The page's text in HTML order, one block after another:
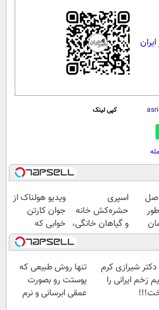
کپی لینک
اسپری
حشره‌کش خانه
و گیاهان خانگی،
نابودکننده انواع
حشرات خانگی و
آفات
ویدیو هولناک از
جوان کارتن
خوابی که
میلیاردر شد.
آموزش رایگان
دکتر شیرازی کرم
زخم ایرانی را
تنها روش طبیعی که
پوستت رو بصورت
عمقی ابرسانی و نرم